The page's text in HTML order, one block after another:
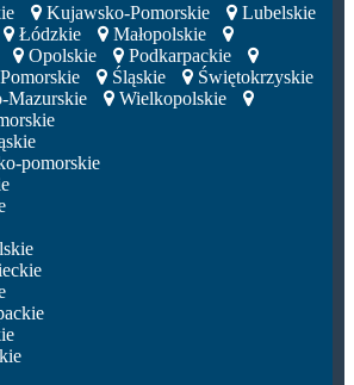
Kujawsko-Pomorskie
Lubelskie
Łódzkie
Małopolskie
Opolskie
Podkarpackie
Pomorskie Śląskie
Świętokrzyskie
Mazurskie
Wielkopolskie
pomorskie